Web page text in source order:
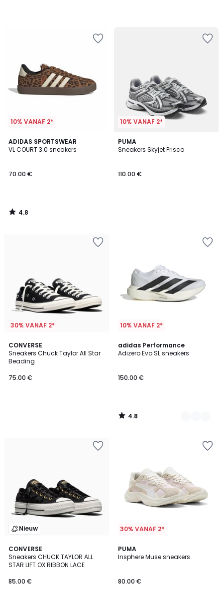
10% VANAF 2*
ADIDAS SPORTSWEAR
VL COURT 3.0 sneakers
70.00 €
4.8
/ 5
4.8
/
10% VANAF 2*
PUMA
Sneakers Skyjet Prisco
110.00 €
30% VANAF 2*
CONVERSE
Sneakers Chuck Taylor All Star
Beading
75.00 €
10% VANAF 2*
adidas Performance
Adizero Evo SL sneakers
150.00 €
4.8
/ 5
2
Kleuren
4.8
/
Nieuw
CONVERSE
Sneakers CHUCK TAYLOR ALL
STAR LIFT OX RIBBON LACE
85.00 €
30% VANAF 2*
PUMA
Insphere Muse sneakers
80.00 €